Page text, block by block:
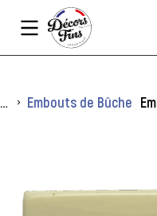
Vous êtes ici :
Embouts de Bûche
Panneau de gestion des